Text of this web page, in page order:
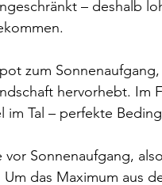
– deshalb
zum
hervorhebt. Im
Tal – perfekte
Sonnenaufgang,
das Maximum aus